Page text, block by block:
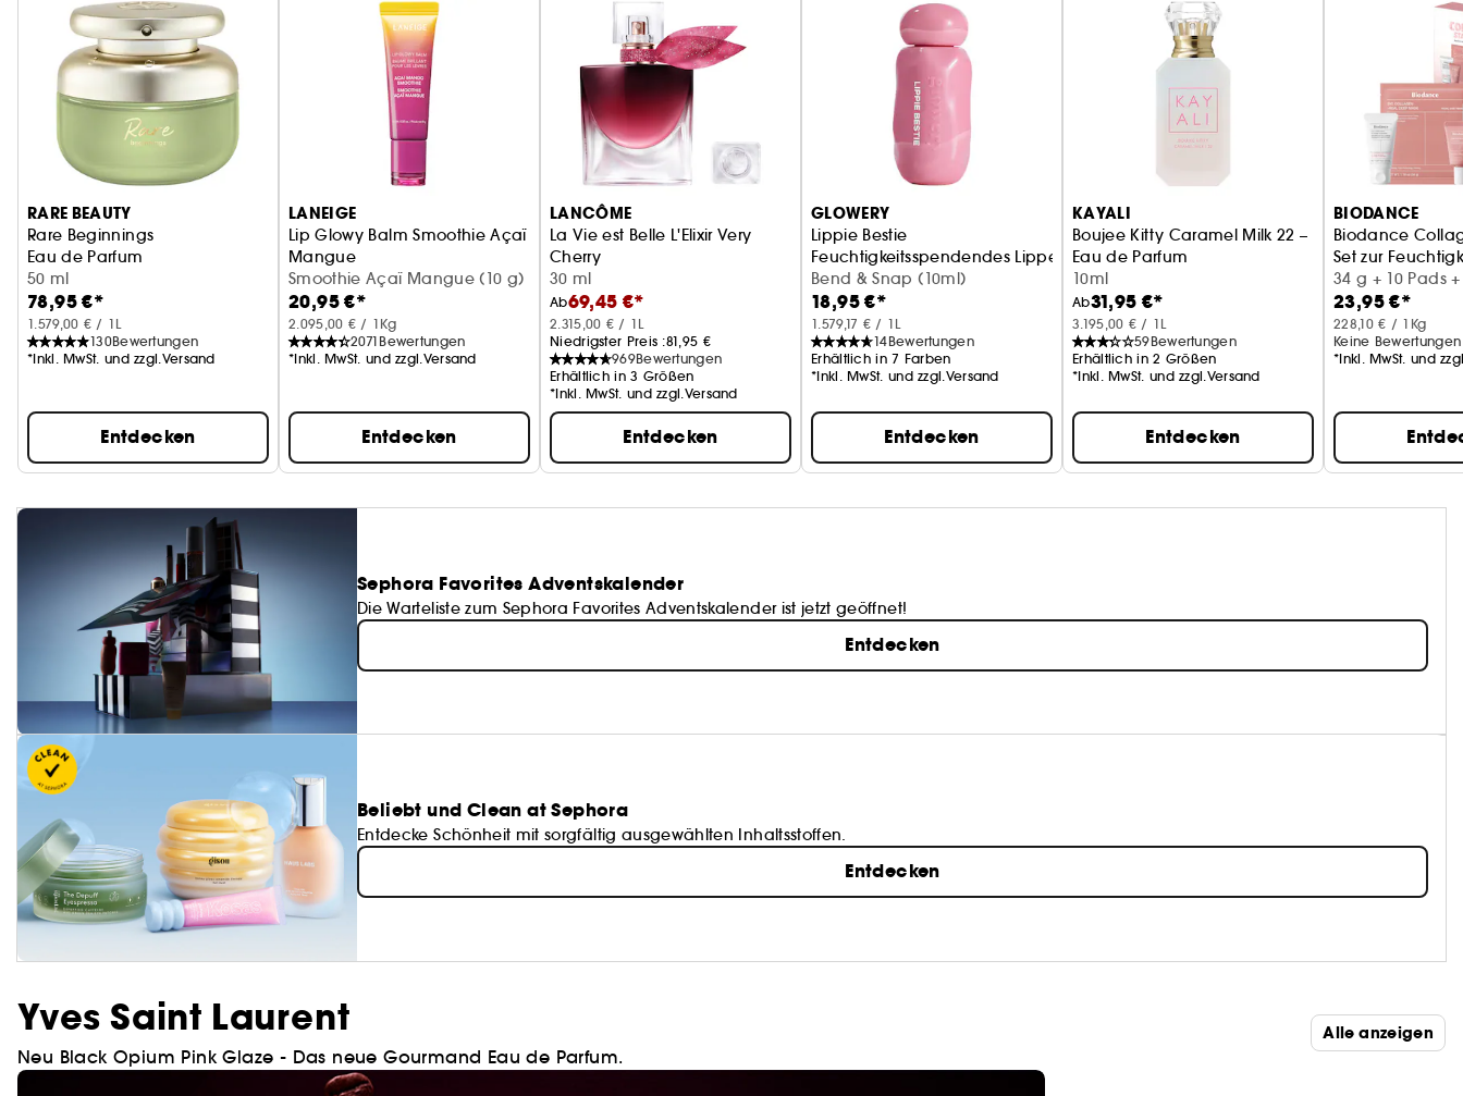
RARE BEAUTY
Rare Beginnings
Eau de Parfum
50 ml
78,95 €*
1.579,00 € / 1L
130Bewertungen
*Inkl. MwSt. und zzgl.Versand
Entdecken
LANEIGE
Lip Glowy Balm Smoothie Açaï
Mangue
Feuchtigkeitsspendender Lippenglanzbalsam
Smoothie Açaï Mangue (10 g)
20,95 €*
2.095,00 € / 1Kg
2071 Bewertungen
*Inkl. MwSt. und zzgl.Versand
Entdecken
LANCÔME
La Vie est Belle L'Elixir Very
Cherry
Eau de Parfum
30 ml
Ab69,45 €*
2.315,00 € / 1L
Niedrigster Preis :81,95 €
969Bewertungen
Erhältlich in 3 Größen
*Inkl. MwSt. und zzgl.Versand
Entdecken
GLOWERY
Lippie Bestie
Feuchtigkeitsspendendes Lippenöl
Bend & Snap (10ml)
18,95 €*
1.579,17 € / 1L
14Bewertungen
Erhältlich in 7 Farben
*Inkl. MwSt. und zzgl.Versand
Entdecken
KAYALI
Boujee Kitty Caramel Milk 22 –
Eau de Parfum
10ml
Ab31,95 €*
3.195,00 € / 1L
59Bewertungen
Erhältlich in 2 Größen
*Inkl. MwSt. und zzgl.Versand
Entdecken
BIODANCE
Biodance
Set zur
34 g + 10 Pads
+ 20 ml
23,95 €*
228,10 € / 1Kg
Keine Bewertungen
*Inkl. MwSt. und
Sephora Favorites Adventskalender
Die Warteliste zum Sephora Favorites Adventskalender ist jetzt geöffnet!
Entdecken
Beliebt und Clean at Sephora
Entdecke Schönheit mit sorgfältig ausgewählten Inhaltsstoffen.
Entdecken
Yves Saint Laurent
Neu Black Opium Pink Glaze - Das neue Gourmand Eau de Parfum.
Alle anzeigen